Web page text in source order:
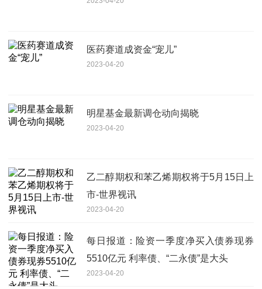
医药赛道成资金“宠儿”
2023-04-20
明星基金最新调仓动向揭晓
2023-04-20
乙二醇期权和苯乙烯期权将于5月15日上
市-世界视讯
2023-04-20
每日报道：险资一季度净买入债券现券
5510亿元 利率债、“二永债”是大头
2023-04-20